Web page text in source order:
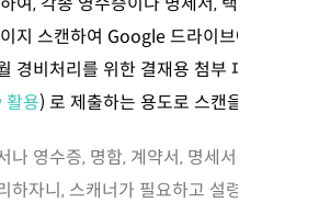
지 스캔하여 Google 드라이브에 저장.
경비처리를 위한 결재용 첨부 파일(
용) 로 제출하는 용도로 스캔을 합니다.
나 영수증, 명함, 계약서, 명세서등등 버릴
하자니, 스캐너가 필요하고 설령 전용 스